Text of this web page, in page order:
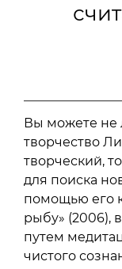
Вы можете не
творчество
творческий,
для поиска
помощью его
рыбу» (2006),
путем
чистого